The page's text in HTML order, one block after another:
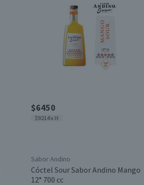
$6450
$9214 x lt
Sabor Andino
Cóctel Sour Sabor Andino Mango
12° 700 cc